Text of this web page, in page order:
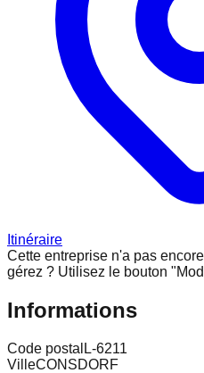
Itinéraire
Cette entreprise n'a pas
gérez ? Utilisez le bouton
Informations
Code postal L-6211
VilleCONSDORF